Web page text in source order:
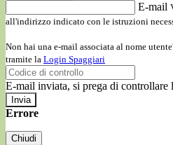
E-mail
all'indirizzo indicato con le istruzioni
Non hai una e-mail associata al nome
tramite la Login Spaggiari
E-mail inviata, si prega di controllare
Errore
Chiudi